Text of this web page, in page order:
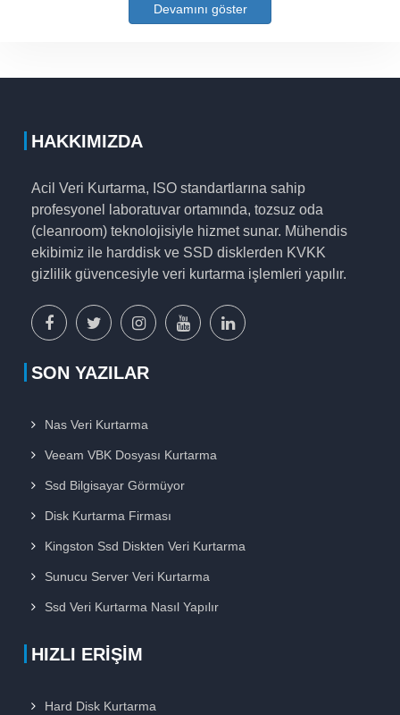
Devamını göster
HAKKIMIZDA
Acil Veri Kurtarma, ISO standartlarına sahip
profesyonel laboratuvar ortamında, tozsuz oda
(cleanroom) teknolojisiyle hizmet sunar. Mühendis
ekibimiz ile harddisk ve SSD disklerden KVKK
gizlilik güvencesiyle veri kurtarma işlemleri yapılır.
facebook
sayfamız
x
sayfamız
instagram
sayfamız
youtube
sayfamız
SON YAZILAR
Nas Veri Kurtarma
Veeam VBK Dosyası Kurtarma
Ssd Bilgisayar Görmüyor
Disk Kurtarma Firması
Kingston Ssd Diskten Veri Kurtarma
Sunucu Server Veri Kurtarma
Ssd Veri Kurtarma Nasıl Yapılır
HIZLI ERIŞIM
Hard Disk Kurtarma